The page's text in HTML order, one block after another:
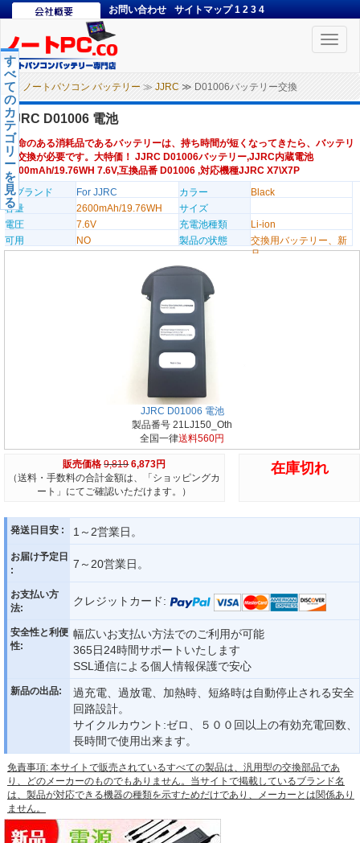
お問い合わせ サイトマップ 1 2 3 4
Toggle
ノートパソコン バッテリー ≫ JJRC ≫ D01006バッテリー交換
す
べ
て
の
カ
テ
ゴ
リ
ー
を
見
る
JJRC D01006 電池
寿命のある消耗品であるバッテリーは、持ち時間が短くなってきたら、バッテリ
ー交換が必要です。大特価！ JJRC D01006バッテリー,JJRC内蔵電池
2600mAh/19.76WH 7.6V,互換品番 D01006 ,対応機種JJRC X7\X7P
のブランド
For JJRC カラー
Black
容量
2600mAh/19.76WH
サイズ
電圧
7.6V 充電池種類
Li-ion
可用
NO 製品の状態
交換用バッテリー、新
品
JJRC D01006 電池
製品番号 21LJ150_Oth
全国一律送料560円
販売価格 9,819 6,873円
（送料・手数料の合計金額は、「ショッピングカ
ート」にてご確認いただけます。）
在庫切れ
発送日目安 : 1～2営業日。
お届け予定日
:
7～20営業日。
お支払い方
法:
クレジットカード:
安全性と利便
性:
幅広いお支払い方法でのご利用が可能
365日24時間サポートいたします
SSL通信による個人情報保護で安心
新品の出品:
過充電、過放電、加熱時、短絡時は自動停止される安全
回路設計。
サイクルカウント:ゼロ、５００回以上の有効充電回数、
長時間で使用出来ます。
免責事項: 本サイトで販売されているすべての製品は、汎用型の交換部品であ
り、どのメーカーのものでもありません。当サイトで掲載しているブランド名
は、製品が対応できる機器の種類を示すためだけであり、メーカーとは関係あり
ません。